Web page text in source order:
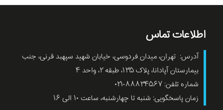
اطلاعات تماس
آدرس: تهران، میدان فردوسی، خیابان شهید سپهبد قرنی، جنب
بیمارستان آپادانا، پلاک ۱۳۵، طبقه ۲، واحد ۴
شماره تلفن: ۸۸۸۳۴۵۶۷-۰۲۱
زمان پاسخگویی: شنبه تا چهارشنبه، ساعت ۱۰ الی ۱۶